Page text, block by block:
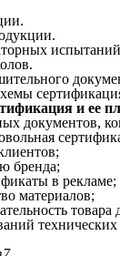
и ее
документов,
бренда;
в рекламе;
материалов;
товара